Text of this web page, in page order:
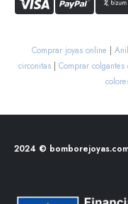
Comprar joyas online |
circonitas | Comprar
2024 ©